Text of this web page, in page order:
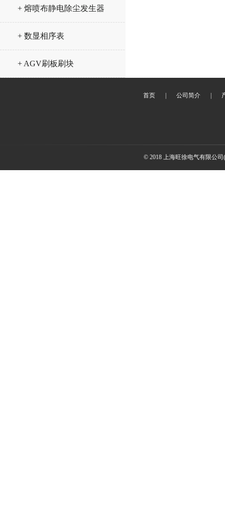
+ 熔喷布静电除尘发生器
+ 数显相序表
+ AGV刷板刷块
首页 公司简介
© 2018 上海旺徐电气有限公司